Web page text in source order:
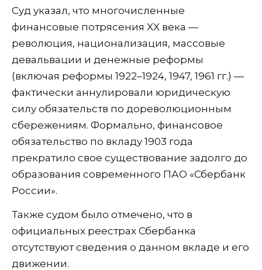
Суд указал, что многочисленные
финансовые потрясения XX века —
революция, национализация, массовые
девальвации и денежные реформы
(включая реформы 1922–1924, 1947, 1961 гг.) —
фактически аннулировали юридическую
силу обязательств по дореволюционным
сбережениям. Формально, финансовое
обязательство по вкладу 1903 года
прекратило свое существование задолго до
образования современного ПАО «Сбербанк
России».
Также судом было отмечено, что в
официальных реестрах Сбербанка
отсутствуют сведения о данном вкладе и его
движении.